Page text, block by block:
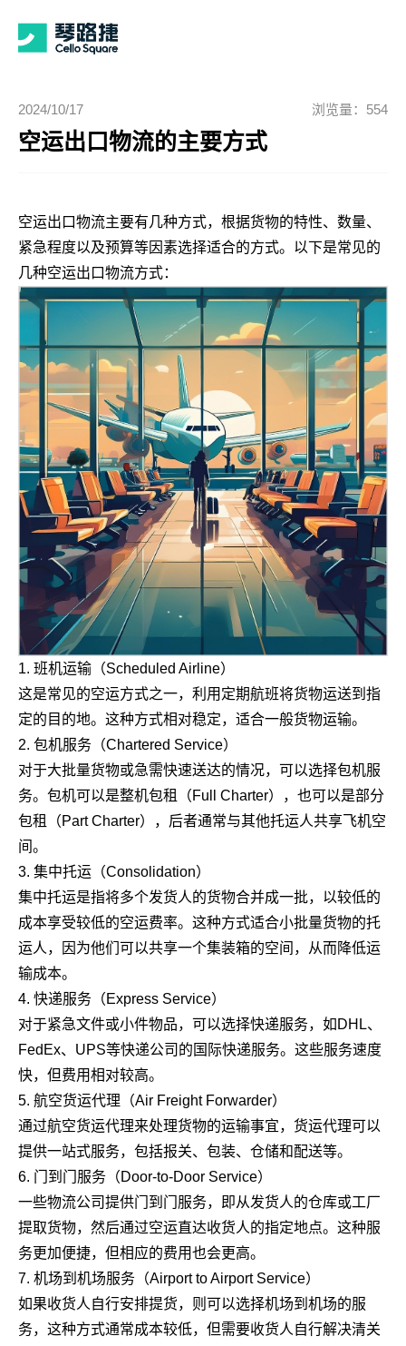
2024/10/17 浏览量：554
空运出口物流的主要方式
空运出口物流主要有几种方式，根据货物的特性、数量、
紧急程度以及预算等因素选择适合的方式。以下是常见的
几种空运出口物流方式：
1. 班机运输（Scheduled Airline）
这是常见的空运方式之一，利用定期航班将货物运送到指
定的目的地。这种方式相对稳定，适合一般货物运输。
2. 包机服务（Chartered Service）
对于大批量货物或急需快速送达的情况，可以选择包机服
务。包机可以是整机包租（Full Charter），也可以是部分
包租（Part Charter），后者通常与其他托运人共享飞机空
间。
3. 集中托运（Consolidation）
集中托运是指将多个发货人的货物合并成一批，以较低的
成本享受较低的空运费率。这种方式适合小批量货物的托
运人，因为他们可以共享一个集装箱的空间，从而降低运
输成本。
4. 快递服务（Express Service）
对于紧急文件或小件物品，可以选择快递服务，如DHL、
FedEx、UPS等快递公司的国际快递服务。这些服务速度
快，但费用相对较高。
5. 航空货运代理（Air Freight Forwarder）
通过航空货运代理来处理货物的运输事宜，货运代理可以
提供一站式服务，包括报关、包装、仓储和配送等。
6. 门到门服务（Door-to-Door Service）
一些物流公司提供门到门服务，即从发货人的仓库或工厂
提取货物，然后通过空运直达收货人的指定地点。这种服
务更加便捷，但相应的费用也会更高。
7. 机场到机场服务（Airport to Airport Service）
如果收货人自行安排提货，则可以选择机场到机场的服
务，这种方式通常成本较低，但需要收货人自行解决清关